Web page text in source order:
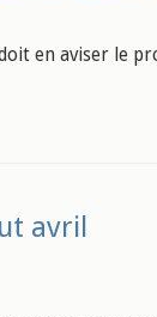
en aviser le
avril